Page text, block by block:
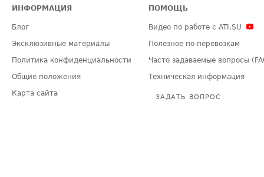
ИНФОРМАЦИЯ
Блог
Эксклюзивные материалы
Политика конфиденциальности
Общие положения
Карта сайта
ПОМОЩЬ
Видео по работе с ATI.SU
Полезное по перевозкам
Часто задаваемые вопросы
Техническая информация
ЗАДАТЬ ВОПРОС